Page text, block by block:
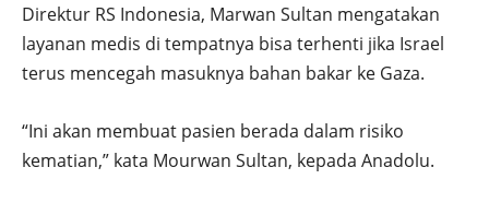
Direktur RS Indonesia, Marwan Sultan mengatakan
layanan medis di tempatnya bisa terhenti jika Israel
terus mencegah masuknya bahan bakar ke Gaza.
“Ini akan membuat pasien berada dalam risiko
kematian,” kata Mourwan Sultan, kepada Anadolu.